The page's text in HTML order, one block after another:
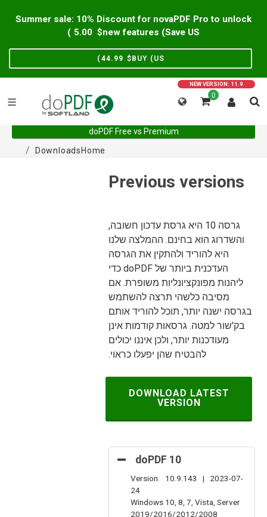
Summer sale: 10% Discount for novaPDF Pro to unlock
new features (Save US$
5.00
)
BUY (US$
44.99
)
NEW VERSION: 11.9
0
doPDF Free vs Premium
Home
Downloads
Previous versions
גרסה 10 היא גרסת עדכון חשובה,
והשדרוג הוא בחינם. ההמלצה שלנו
היא להוריד ולהתקין את הגרסה
העדכנית ביותר של doPDF כדי
ליהנות מפונקציונליות משופרת. אם
מסיבה כלשהי תרצה להשתמש
בגרסה ישנה יותר, תוכל להוריד אותם
בק'שור למטה. גרסאות קודמות אינן
מעודכנות יותר, ולכן איננו יכולים
להבטיח שהן יפעלו כראוי.
DOWNLOAD LATEST
VERSION
doPDF 10
Version: 10.9.143 | 2023-07-
24
Windows 10, 8, 7, Vista, Server
2019/2016/2012/2008